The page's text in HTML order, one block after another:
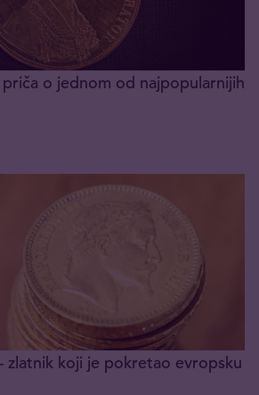
o jednom od najpopularnijih
zlatnik koji je pokretao evropsku